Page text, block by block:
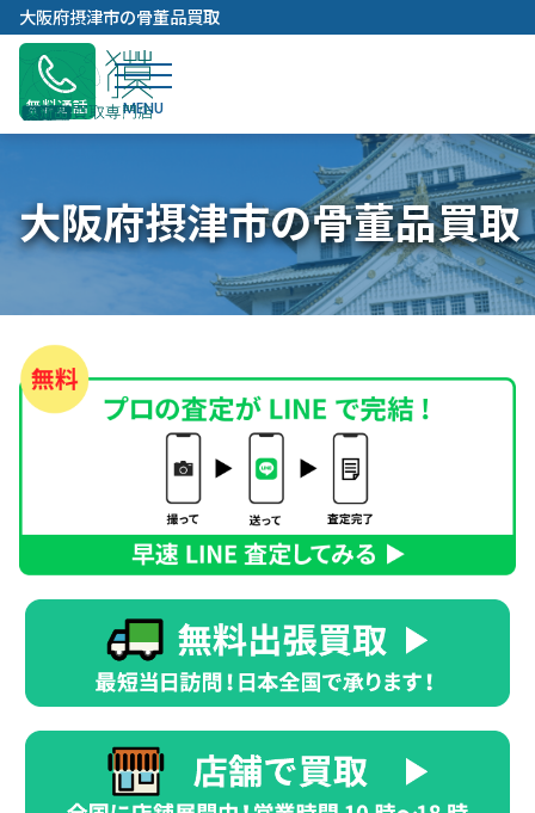
容
キ
大阪府摂津市の骨董品買取
無料通話
大阪府摂津市の骨董品買取